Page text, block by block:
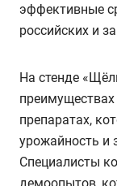
эффективные
российских и
На стенде
препаратах,
урожайность и
Специалисты